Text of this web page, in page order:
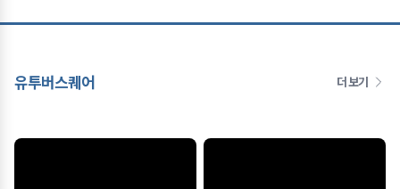
유투버스퀘어 더 보기